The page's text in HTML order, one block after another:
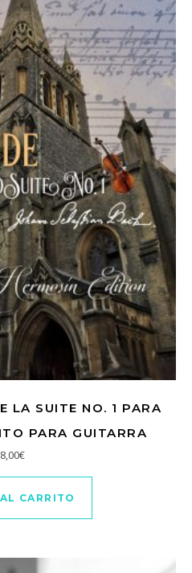
LA SUITE NO. 1 PARA
PARA GUITARRA
8,00€
CARRITO